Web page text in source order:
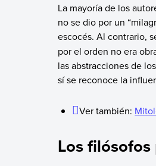
La mayoría de los
no se dio por un
escocés. Al contrario,
por el orden no era
las abstracciones de
sí se reconoce la
Ver también:
Los